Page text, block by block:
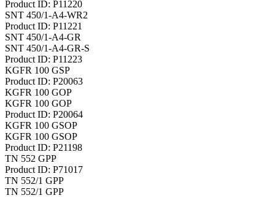
Product ID: P11220
SNT 450/1-A4-WR2
Product ID: P11221
SNT 450/1-A4-GR
SNT 450/1-A4-GR-S
Product ID: P11223
KGFR 100 GSP
Product ID: P20063
KGFR 100 GOP
KGFR 100 GOP
Product ID: P20064
KGFR 100 GSOP
KGFR 100 GSOP
Product ID: P21198
TN 552 GPP
Product ID: P71017
TN 552/1 GPP
TN 552/1 GPP